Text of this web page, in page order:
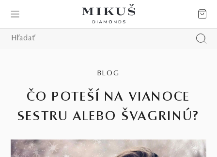
BLOG
ČO POTEŠÍ NA VIANOCE
SESTRU ALEBO ŠVAGRINÚ?